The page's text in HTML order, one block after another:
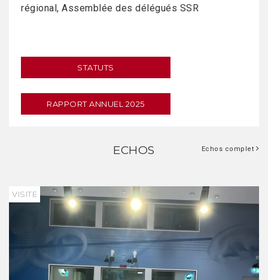
régional, Assemblée des délégués SSR
STATUTS
RAPPORT ANNUEL 2025
ECHOS Echos complet
VISITE